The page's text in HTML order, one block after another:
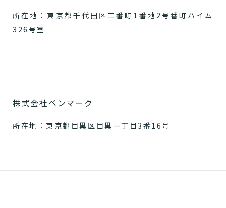
所在地：東京都千代田区二番町1番地2号番町ハイム
326号室
株式会社ペンマーク
所在地：東京都目黒区目黒一丁目3番16号